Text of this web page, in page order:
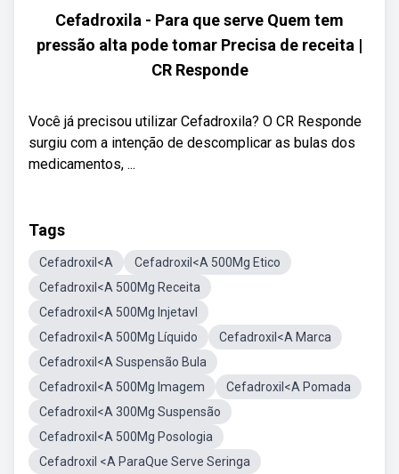
Cefadroxila - Para que serve Quem tem
pressão alta pode tomar Precisa de receita |
CR Responde
Você já precisou utilizar Cefadroxila? O CR Responde
surgiu com a intenção de descomplicar as bulas dos
medicamentos, ...
Tags
Cefadroxil<A
Cefadroxil<A 500Mg Etico
Cefadroxil<A 500Mg Receita
Cefadroxil<A 500Mg Injetavl
Cefadroxil<A 500Mg Líquido
Cefadroxil<A Marca
Cefadroxil<A Suspensão Bula
Cefadroxil<A 500Mg Imagem
Cefadroxil<A Pomada
Cefadroxil<A 300Mg Suspensão
Cefadroxil<A 500Mg Posologia
Cefadroxil <A ParaQue Serve Seringa